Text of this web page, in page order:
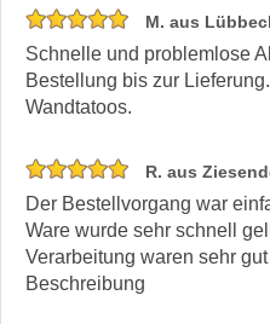
M. aus
Schnelle und problemlose
Bestellung bis zur
Wandtatoos.
R. aus
Der Bestellvorgang war
Ware wurde sehr schnell
Verarbeitung waren sehr
Beschreibung